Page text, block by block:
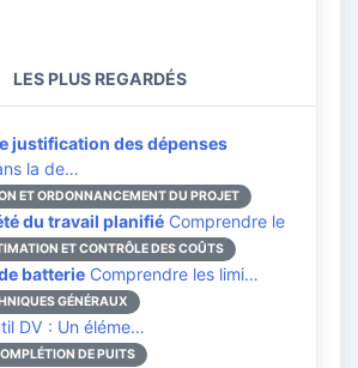
LES PLUS REGARDÉS
justification des dépenses
la de…
ET ORDONNANCEMENT DU PROJET
du travail planifié Comprendre le
ET CONTRÔLE DES COÛTS
batterie Comprendre les limi…
GÉNÉRAUX
DV : Un éléme…
DE PUITS